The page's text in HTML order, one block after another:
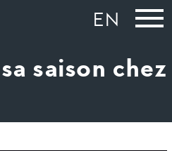
EN
saison chez